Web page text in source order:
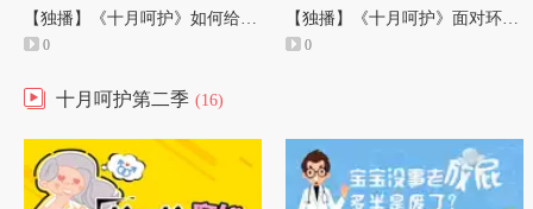
【独播】《十月呵护》如何给宝宝选洗护产品？
0
【独播】《十月呵护》面对环境挑战，如何保护宝宝的皮肤？
0
十月呵护第二季 (16)